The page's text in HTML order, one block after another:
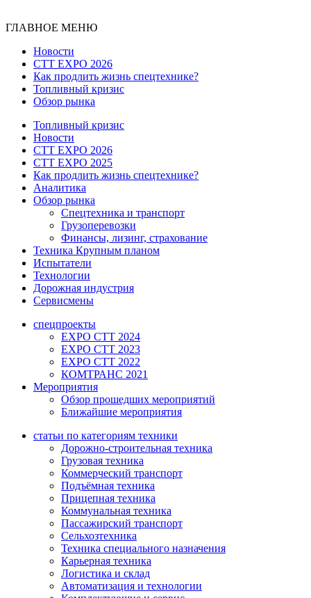
ГЛАВНОЕ МЕНЮ
Новости
CTT EXPO 2026
Как продлить жизнь спецтехнике?
Топливный кризис
Обзор рынка
Топливный кризис
Новости
CTT EXPO 2026
CTT EXPO 2025
Как продлить жизнь спецтехнике?
Аналитика
Обзор рынка
Спецтехника и транспорт
Грузоперевозки
Финансы, лизинг, страхование
Техника Крупным планом
Испытатели
Технологии
Дорожная индустрия
Сервисмены
спецпроекты
EXPO CTT 2024
EXPO CTT 2023
EXPO CTT 2022
КОМТРАНС 2021
Мероприятия
Обзор прошедших мероприятий
Ближайшие мероприятия
статьи по категориям техники
Дорожно-строительная техника
Грузовая техника
Коммерческий транспорт
Подъёмная техника
Прицепная техника
Коммунальная техника
Пассажирский транспорт
Сельхозтехника
Техника специального назначения
Карьерная техника
Логистика и склад
Автоматизация и технологии